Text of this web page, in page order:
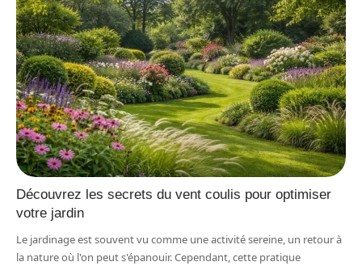
Découvrez les secrets du vent coulis pour optimiser
votre jardin
Le jardinage est souvent vu comme une activité sereine, un retour à
la nature où l'on peut s'épanouir. Cependant, cette pratique